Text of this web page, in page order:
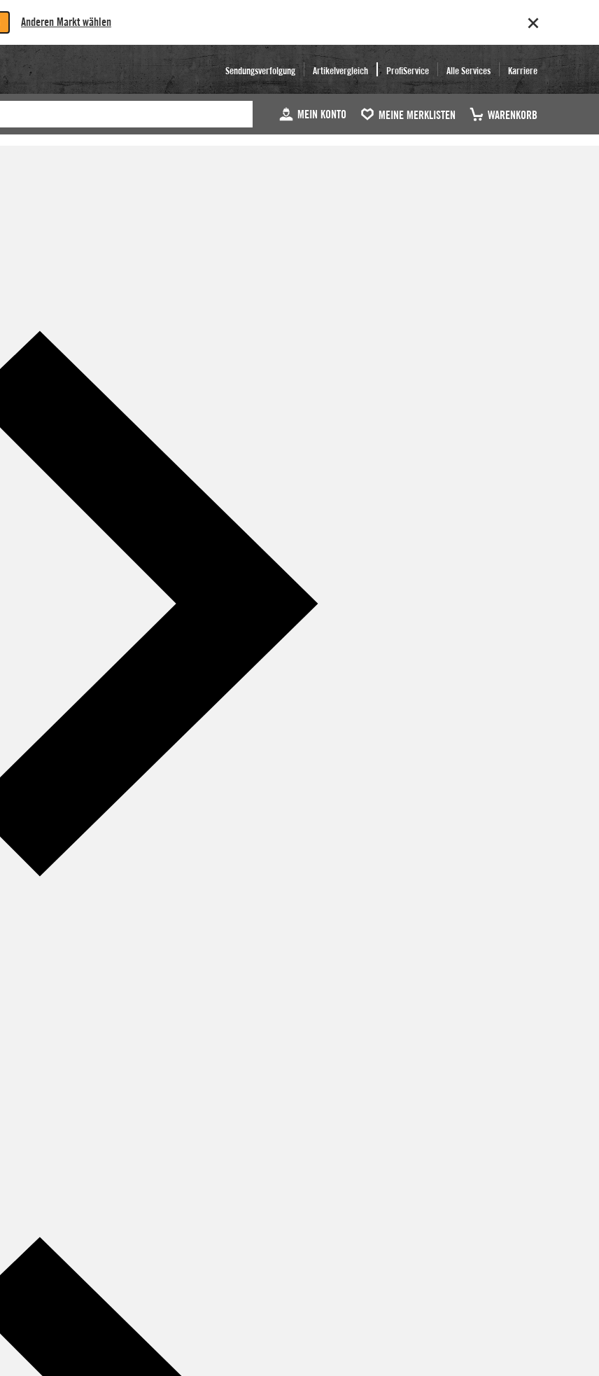
Anderen Markt wählen
Sendungsverfolgung Artikelvergleich ProfiService Alle Services Karriere
MEIN KONTO MEINE MERKLISTEN WARENKORB